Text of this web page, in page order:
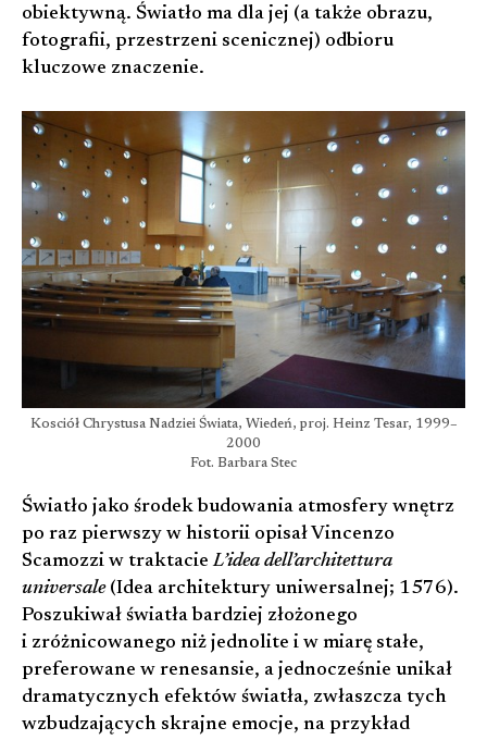
obiektywną. Światło ma dla jej (a także obrazu,
fotografii, przestrzeni scenicznej) odbioru
kluczowe znaczenie.
Kosciół Chrystusa Nadziei Świata, Wiedeń, proj. Heinz Tesar, 1999–
2000
Fot. Barbara Stec
Światło jako środek budowania atmosfery wnętrz
po raz pierwszy w historii opisał Vincenzo
Scamozzi w traktacieL’idea dell’architettura
universale (Idea architektury uniwersalnej; 1576).
Poszukiwał światła bardziej złożonego
i zróżnicowanego niż jednolite i w miarę stałe,
preferowane w renesansie, a jednocześnie unikał
dramatycznych efektów światła, zwłaszcza tych
wzbudzających skrajne emocje, na przykład